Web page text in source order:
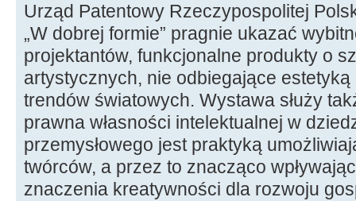
Urząd Patentowy Rzeczypospolitej
„W dobrej formie” pragnie ukazać
projektantów, funkcjonalne produkty o
artystycznych, nie odbiegające
trendów światowych. Wystawa służy
prawna własności intelektualnej w
przemysłowego jest praktyką
twórców, a przez to znacząco
znaczenia kreatywności dla rozwoju